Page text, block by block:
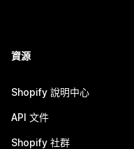
資源
Shopify 說明中心
API 文件
Shopify 社群